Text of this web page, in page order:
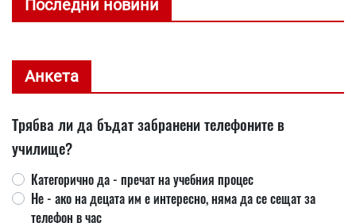
Последни новини
Анкета
Трябва ли да бъдат забранени телефоните в
училище?
Категорично да - пречат на учебния процес
Не - ако на децата им е интересно, няма да се сещат за
телефон в час